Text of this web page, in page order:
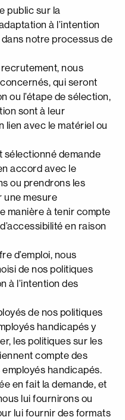
public sur la
à l’intention
notre processus de
nous
qui seront
ou l’étape de sélection,
sont à leur
lien avec le matériel ou
sélectionné demande
accord avec le
ou prendrons les
une mesure
manière à tenir compte
en raison
d’emploi, nous
de nos politiques
à l’intention des
de nos politiques
handicapés y
les politiques sur les
compte des
handicapés.
en fait la demande, et
lui fournirons ou
lui fournir des formats